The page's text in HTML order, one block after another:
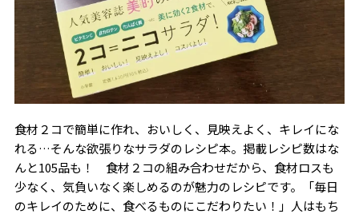
食材２コで簡単に作れ、おいしく、見映えよく、キレイにな
れる…そんな欲張りなサラダのレシピ本。掲載レシピ数はな
んと105品も！ 食材２コの組み合わせだから、食材ロスも
少なく、気負いなく楽しめるのが魅力のレシピです。「毎日
のキレイのために、食べるものにこだわりたい！」人はもち